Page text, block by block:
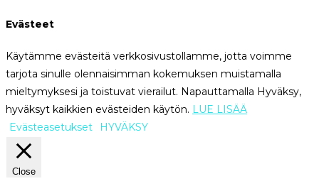
Evästeet
Käytämme evästeitä verkkosivustollamme, jotta voimme
tarjota sinulle olennaisimman kokemuksen muistamalla
mieltymyksesi ja toistuvat vierailut. Napauttamalla Hyväksy,
hyväksyt kaikkien evästeiden käytön. LUE LISÄÄ
Evästeasetukset
HYVÄKSY
Close